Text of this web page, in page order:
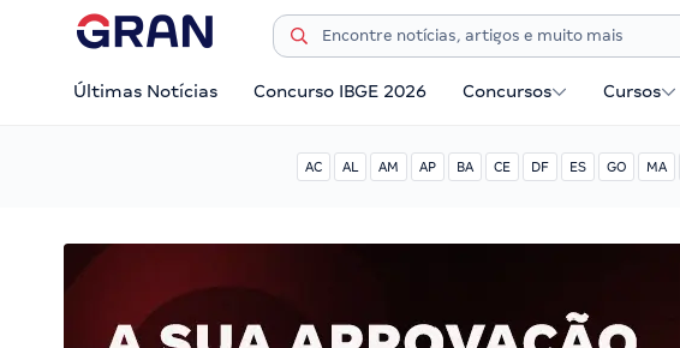
Últimas Notícias Concurso IBGE 2026 Concursos Cursos
AC AL AM AP BA CE DF ES GO MA